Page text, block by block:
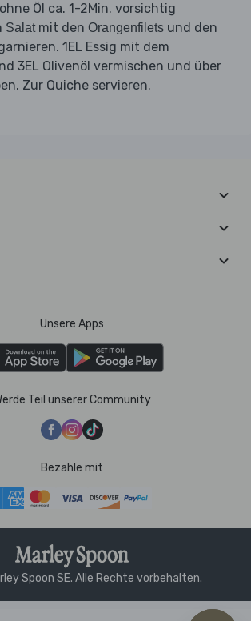
Öl ca. 1-2Min. vorsichtig
Salatmit den Orangenfilets und den
1EL Essig mit dem
3EL Olivenöl vermischen und über
Zur Quiche servieren.
Unsere Apps
Teil unserer Community
Bezahle mit
Spoon SE. Alle Rechte vorbehalten.